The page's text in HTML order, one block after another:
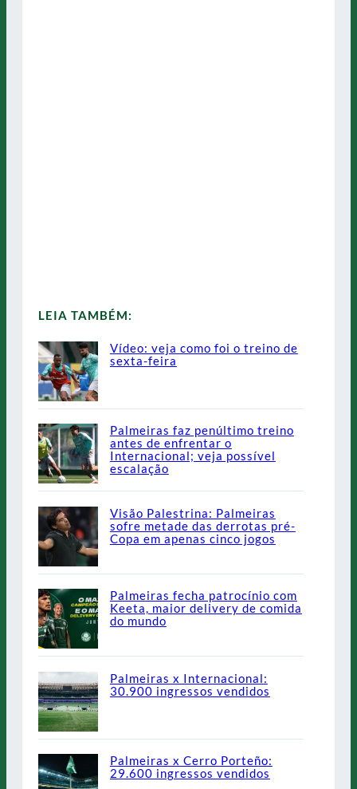
LEIA TAMBÉM:
Vídeo: veja como foi o treino de
sexta-feira
Palmeiras faz penúltimo treino
antes de enfrentar o
Internacional; veja possível
escalação
Visão Palestrina: Palmeiras
sofre metade das derrotas pré-
Copa em apenas cinco jogos
Palmeiras fecha patrocínio com
Keeta, maior delivery de comida
do mundo
Palmeiras x Internacional:
30.900 ingressos vendidos
Palmeiras x Cerro Porteño:
29.600 ingressos vendidos